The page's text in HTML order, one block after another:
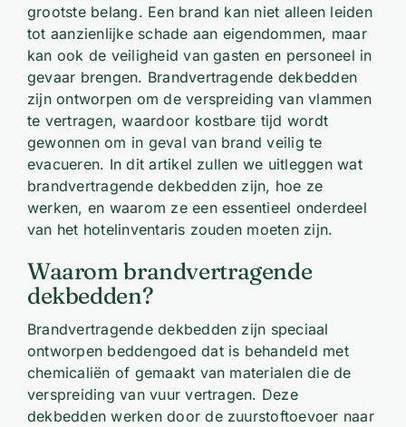
grootste belang. Een brand kan niet alleen leiden
tot aanzienlijke schade aan eigendommen, maar
kan ook de veiligheid van gasten en personeel in
gevaar brengen. Brandvertragende dekbedden
zijn ontworpen om de verspreiding van vlammen
te vertragen, waardoor kostbare tijd wordt
gewonnen om in geval van brand veilig te
evacueren. In dit artikel zullen we uitleggen wat
brandvertragende dekbedden zijn, hoe ze
werken, en waarom ze een essentieel onderdeel
van het hotelinventaris zouden moeten zijn.
Waarom brandvertragende
dekbedden?
Brandvertragende dekbedden zijn speciaal
ontworpen beddengoed dat is behandeld met
chemicaliën of gemaakt van materialen die de
verspreiding van vuur vertragen. Deze
dekbedden werken door de zuurstoftoevoer naar